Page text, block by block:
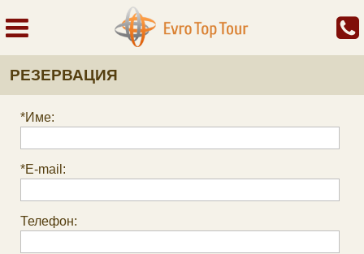
РЕЗЕРВАЦИЯ
*Име:
*E-mail:
Телефон: